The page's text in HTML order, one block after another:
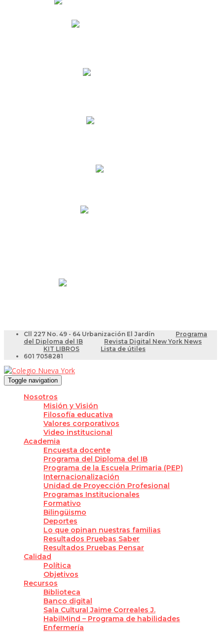
Cll 227 No. 49 - 64 Urbanización El Jardín
Programa
del Diploma del IB
Revista Digital New York News
KIT LIBROS
Lista de útiles
601 7058281
Toggle navigation
Nosotros
Misión y Visión
Filosofía educativa
Valores corporativos
Video institucional
Academia
Encuesta docente
Programa del Diploma del IB
Programa de la Escuela Primaria (PEP)
Internacionalización
Unidad de Proyección Profesional
Programas Institucionales
Formativo
Bilingüismo
Deportes
Lo que opinan nuestras familias
Resultados Pruebas Saber
Resultados Pruebas Pensar
Calidad
Política
Objetivos
Recursos
Biblioteca
Banco digital
Sala Cultural Jaime Correales J.
HabilMind – Programa de habilidades
Enfermería